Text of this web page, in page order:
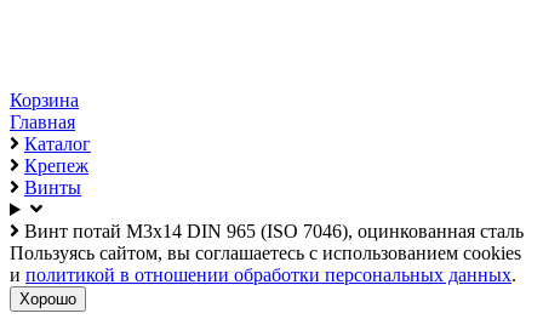
Корзина
Главная
Каталог
Крепеж
Винты
Винт потай М3х14 DIN 965 (ISO 7046), оцинкованная сталь
Пользуясь сайтом, вы соглашаетесь с использованием cookies
и политикой в отношении обработки персональных данных.
Хорошо